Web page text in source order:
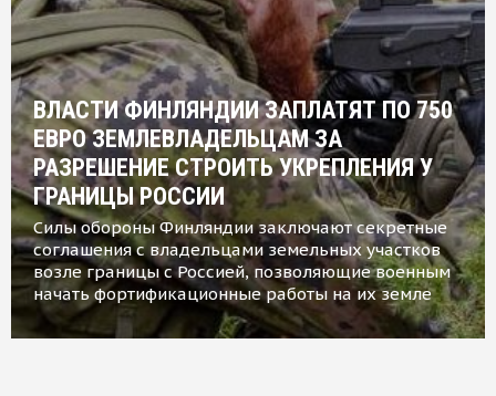
ВЛАСТИ ФИНЛЯНДИИ ЗАПЛАТЯТ ПО 750
ЕВРО ЗЕМЛЕВЛАДЕЛЬЦАМ ЗА
РАЗРЕШЕНИЕ СТРОИТЬ УКРЕПЛЕНИЯ У
ГРАНИЦЫ РОССИИ
Силы обороны Финляндии заключают секретные
соглашения с владельцами земельных участков
возле границы с Россией, позволяющие военным
начать фортификационные работы на их земле